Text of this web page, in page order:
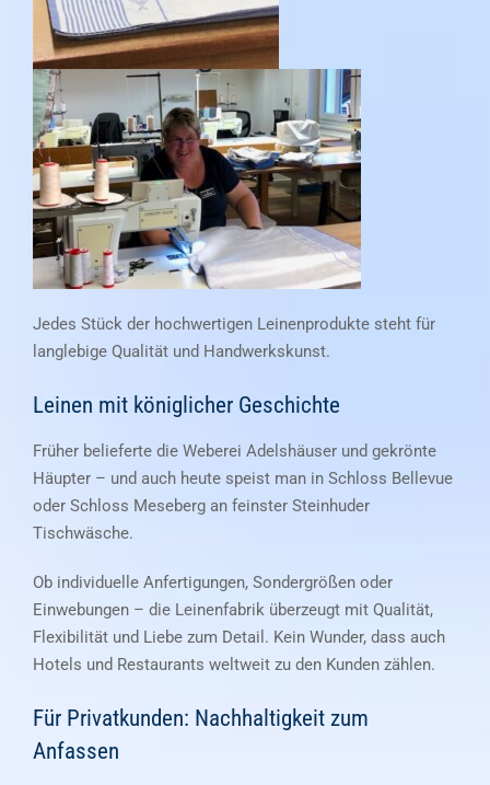
Jedes Stück der hochwertigen Leinenprodukte steht für
langlebige Qualität und Handwerkskunst.
Leinen mit königlicher Geschichte
Früher belieferte die Weberei Adelshäuser und gekrönte
Häupter – und auch heute speist man in Schloss Bellevue
oder Schloss Meseberg an feinster Steinhuder
Tischwäsche.
Ob individuelle Anfertigungen, Sondergrößen oder
Einwebungen – die Leinenfabrik überzeugt mit Qualität,
Flexibilität und Liebe zum Detail. Kein Wunder, dass auch
Hotels und Restaurants weltweit zu den Kunden zählen.
Für Privatkunden: Nachhaltigkeit zum
Anfassen